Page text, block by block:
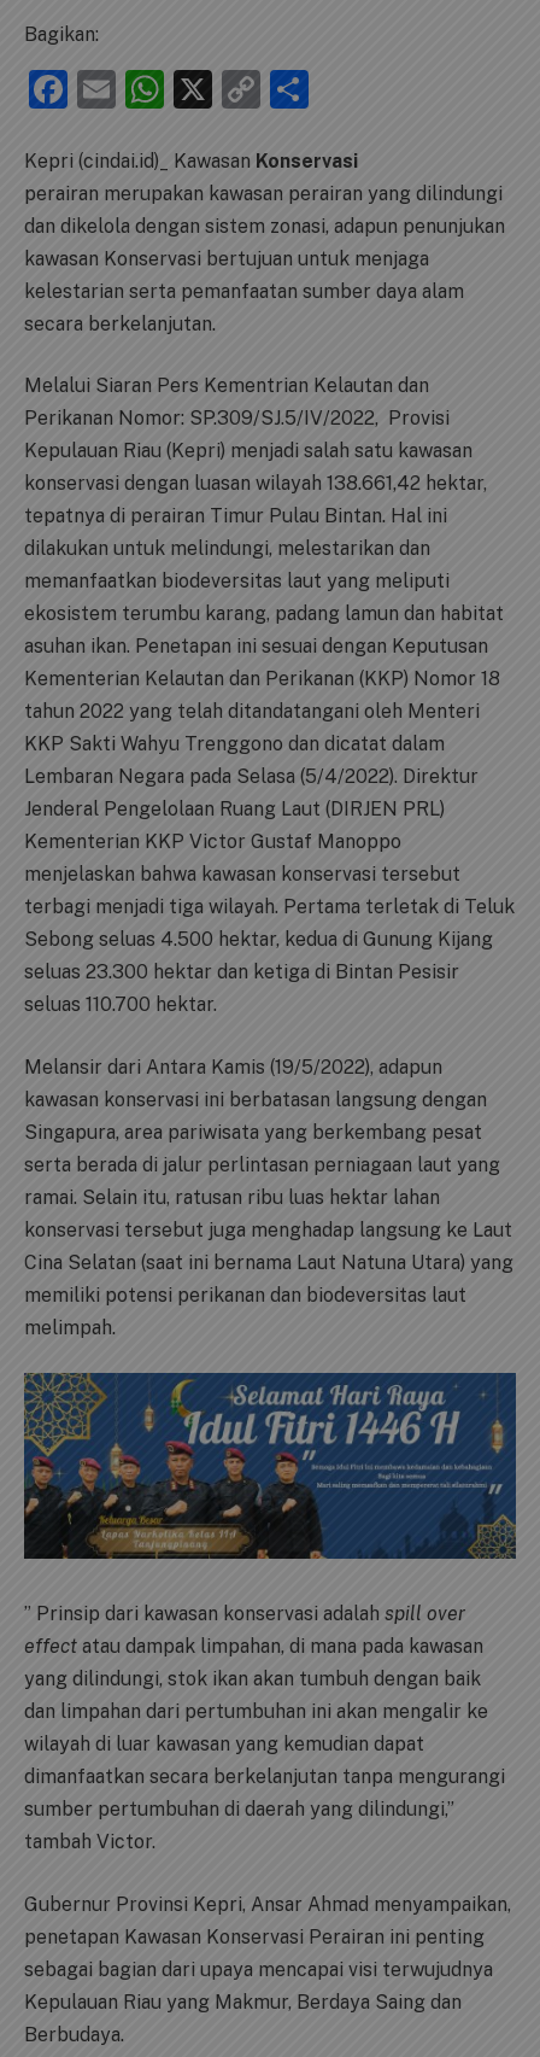
Bagikan:
Facebook
EmailWhatsApp
X
Copy
Kepri (cindai.id)_ Kawasan Konservasi
perairan merupakan kawasan perairan yang dilindungi
dan dikelola dengan sistem zonasi, adapun penunjukan
kawasan Konservasi bertujuan untuk menjaga
kelestarian serta pemanfaatan sumber daya alam
secara berkelanjutan.
Melalui Siaran Pers Kementrian Kelautan dan
Perikanan Nomor: SP.309/SJ.5/IV/2022, Provisi
Kepulauan Riau (Kepri) menjadi salah satu kawasan
konservasi dengan luasan wilayah 138.661,42 hektar,
tepatnya di perairan Timur Pulau Bintan. Hal ini
dilakukan untuk melindungi, melestarikan dan
memanfaatkan biodeversitas laut yang meliputi
ekosistem terumbu karang, padang lamun dan habitat
asuhan ikan. Penetapan ini sesuai dengan Keputusan
Kementerian Kelautan dan Perikanan (KKP) Nomor 18
tahun 2022 yang telah ditandatangani oleh Menteri
KKP Sakti Wahyu Trenggono dan dicatat dalam
Lembaran Negara pada Selasa (5/4/2022). Direktur
Jenderal Pengelolaan Ruang Laut (DIRJEN PRL)
Kementerian KKP Victor Gustaf Manoppo
menjelaskan bahwa kawasan konservasi tersebut
terbagi menjadi tiga wilayah. Pertama terletak di Teluk
Sebong seluas 4.500 hektar, kedua di Gunung Kijang
seluas 23.300 hektar dan ketiga di Bintan Pesisir
seluas 110.700 hektar.
Melansir dari Antara Kamis (19/5/2022), adapun
kawasan konservasi ini berbatasan langsung dengan
Singapura, area pariwisata yang berkembang pesat
serta berada di jalur perlintasan perniagaan laut yang
ramai. Selain itu, ratusan ribu luas hektar lahan
konservasi tersebut juga menghadap langsung ke Laut
Cina Selatan (saat ini bernama Laut Natuna Utara) yang
memiliki potensi perikanan dan biodeversitas laut
melimpah.
” Prinsip dari kawasan konservasi adalah spill over
effect atau dampak limpahan, di mana pada kawasan
yang dilindungi, stok ikan akan tumbuh dengan baik
dan limpahan dari pertumbuhan ini akan mengalir ke
wilayah di luar kawasan yang kemudian dapat
dimanfaatkan secara berkelanjutan tanpa mengurangi
sumber pertumbuhan di daerah yang dilindungi,”
tambah Victor.
Gubernur Provinsi Kepri, Ansar Ahmad menyampaikan,
penetapan Kawasan Konservasi Perairan ini penting
sebagai bagian dari upaya mencapai visi terwujudnya
Kepulauan Riau yang Makmur, Berdaya Saing dan
Berbudaya.